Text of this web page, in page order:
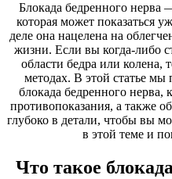
Блокада бедренного нерва
которая может показаться
деле она нацелена на
жизни. Если вы когда-либо
области бедра или колена,
методах. В этой статье мы
блокада бедренного нерва,
противопоказания, а также
глубоко в детали, чтобы вы
в этой теме и
Что такое